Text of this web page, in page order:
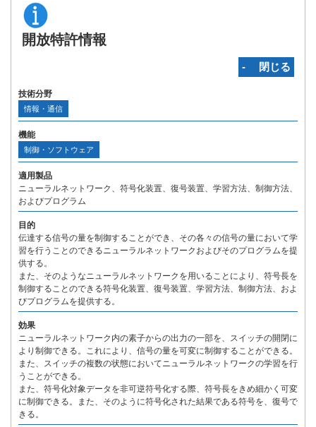
開放特許情報
‐ 閉じる
技術分野
情報・通信
機能
制御・ソフトウェア
適用製品
ニューラルネットワーク、符号化装置、復号装置、学習方法、制御方法、
およびプログラム
目的
伝達する信号の量を制御することができ、その各々の信号の量において学
習を行うことのできるニューラルネットワークおよびそのプログラムを提
供する。
また、そのようなニューラルネットワークを用いることにより、符号長を
制御することのできる符号化装置、復号装置、学習方法、制御方法、およ
びプログラムを提供する。
効果
ニューラルネットワーク内の素子からの出力の一部を、スイッチの開閉に
より制御できる。これにより、信号の量を可変に制御することができる。
また、スイッチの複数の状態においてニューラルネットワークの学習を行
うことができる。
また、符号化対象データを非可逆符号化する際、符号長をきめ細かく可変
に制御できる。また、そのように符号化された結果である符号を、復号で
きる。